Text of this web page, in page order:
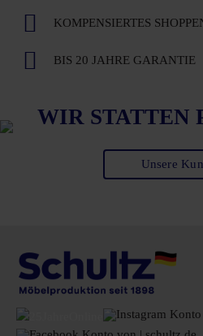
KOMPENSIERTES
BIS 20 JAHRE GARANTIE
WIR STATTEN
Unsere